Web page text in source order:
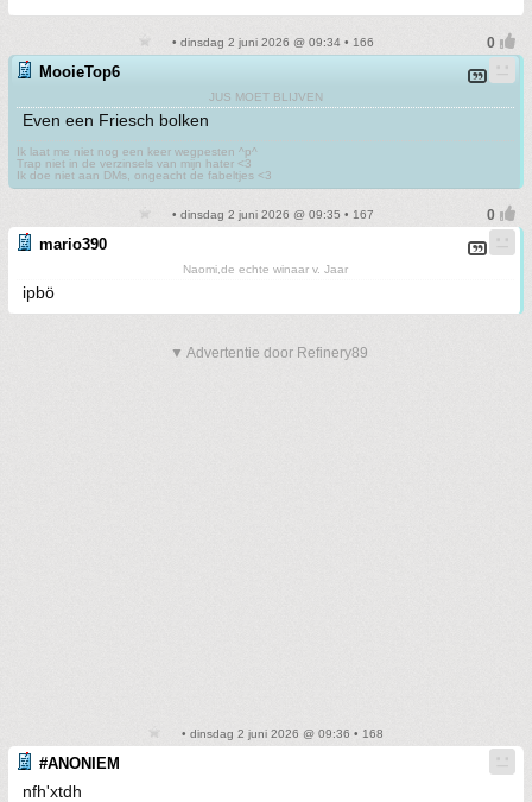
• dinsdag 2 juni 2026 @ 09:34 • 166
MooieTop6
JUS MOET BLIJVEN
Even een Friesch bolken
Ik laat me niet nog een keer wegpesten ^p^
Trap niet in de verzinsels van mijn hater <3
Ik doe niet aan DMs, ongeacht de fabeltjes <3
• dinsdag 2 juni 2026 @ 09:35 • 167
mario390
Naomi,de echte winaar v. Jaar
ipbö
▼ Advertentie door Refinery89
• dinsdag 2 juni 2026 @ 09:36 • 168
#ANONIEM
nfh'xtdh